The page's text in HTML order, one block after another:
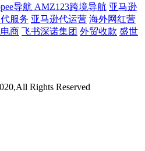
导航 AMZ123跨境导航 亚马逊
服务 亚马逊代运营 海外网红营
商 飞书深诺集团 外贸收款 盛世
Rights Reserved